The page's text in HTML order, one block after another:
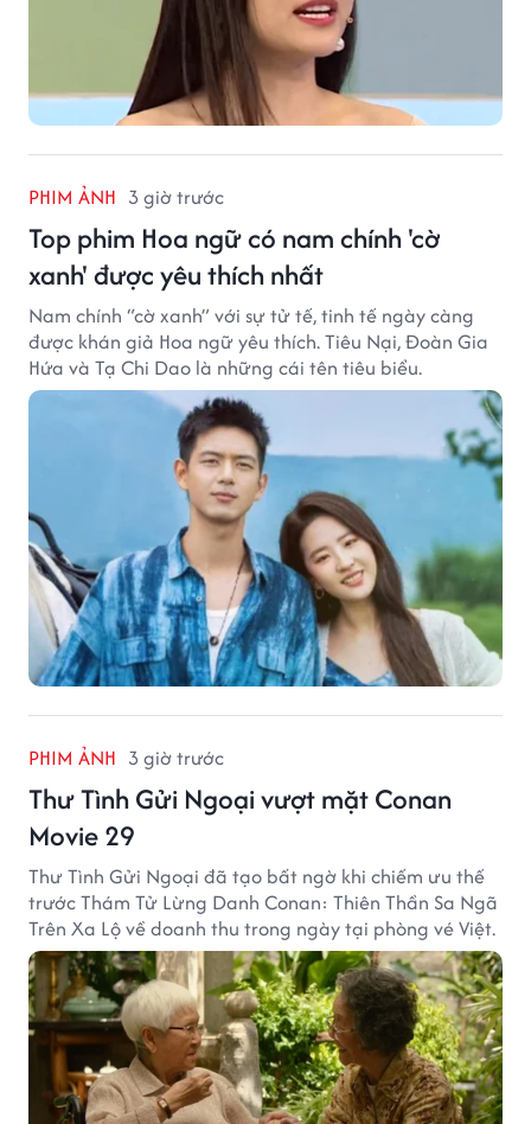
PHIM ẢNH 3 giờ trước
Top phim Hoa ngữ có nam chính 'cờ
xanh' được yêu thích nhất
Nam chính “cờ xanh” với sự tử tế, tinh tế ngày càng
được khán giả Hoa ngữ yêu thích. Tiêu Nại, Đoàn Gia
Hứa và Tạ Chi Dao là những cái tên tiêu biểu.
PHIM ẢNH 3 giờ trước
Thư Tình Gửi Ngoại vượt mặt Conan
Movie 29
Thư Tình Gửi Ngoại đã tạo bất ngờ khi chiếm ưu thế
trước Thám Tử Lừng Danh Conan: Thiên Thần Sa Ngã
Trên Xa Lộ về doanh thu trong ngày tại phòng vé Việt.